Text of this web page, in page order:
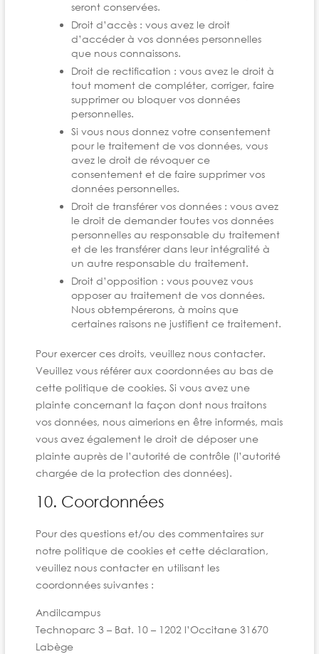
seront conservées.
Droit d’accès : vous avez le droit
d’accéder à vos données personnelles
que nous connaissons.
Droit de rectification : vous avez le droit à
tout moment de compléter, corriger, faire
supprimer ou bloquer vos données
personnelles.
Si vous nous donnez votre consentement
pour le traitement de vos données, vous
avez le droit de révoquer ce
consentement et de faire supprimer vos
données personnelles.
Droit de transférer vos données : vous avez
le droit de demander toutes vos données
personnelles au responsable du traitement
et de les transférer dans leur intégralité à
un autre responsable du traitement.
Droit d’opposition : vous pouvez vous
opposer au traitement de vos données.
Nous obtempérerons, à moins que
certaines raisons ne justifient ce traitement.
Pour exercer ces droits, veuillez nous contacter.
Veuillez vous référer aux coordonnées au bas de
cette politique de cookies. Si vous avez une
plainte concernant la façon dont nous traitons
vos données, nous aimerions en être informés, mais
vous avez également le droit de déposer une
plainte auprès de l’autorité de contrôle (l’autorité
chargée de la protection des données).
10. Coordonnées
Pour des questions et/ou des commentaires sur
notre politique de cookies et cette déclaration,
veuillez nous contacter en utilisant les
coordonnées suivantes :
Andilcampus
Technoparc 3 – Bat. 10 – 1202 l’Occitane 31670
Labège